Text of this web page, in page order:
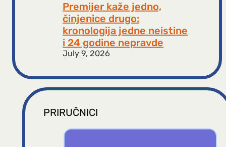
Premijer kaže jedno,
činjenice drugo:
kronologija jedne neistine
i 24 godine nepravde
July 9, 2026
PRIRUČNICI